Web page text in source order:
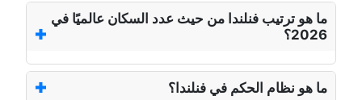
ما هو ترتيب فنلندا من حيث عدد السكان عالميًا في
2026؟
ما هو نظام الحكم في فنلندا؟